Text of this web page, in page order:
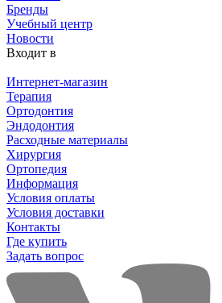
Бренды
Учебный центр
Новости
Входит в
Интернет-магазин
Терапия
Ортодонтия
Эндодонтия
Расходные материалы
Хирургия
Ортопедия
Информация
Условия оплаты
Условия доставки
Контакты
Где купить
Задать вопрос